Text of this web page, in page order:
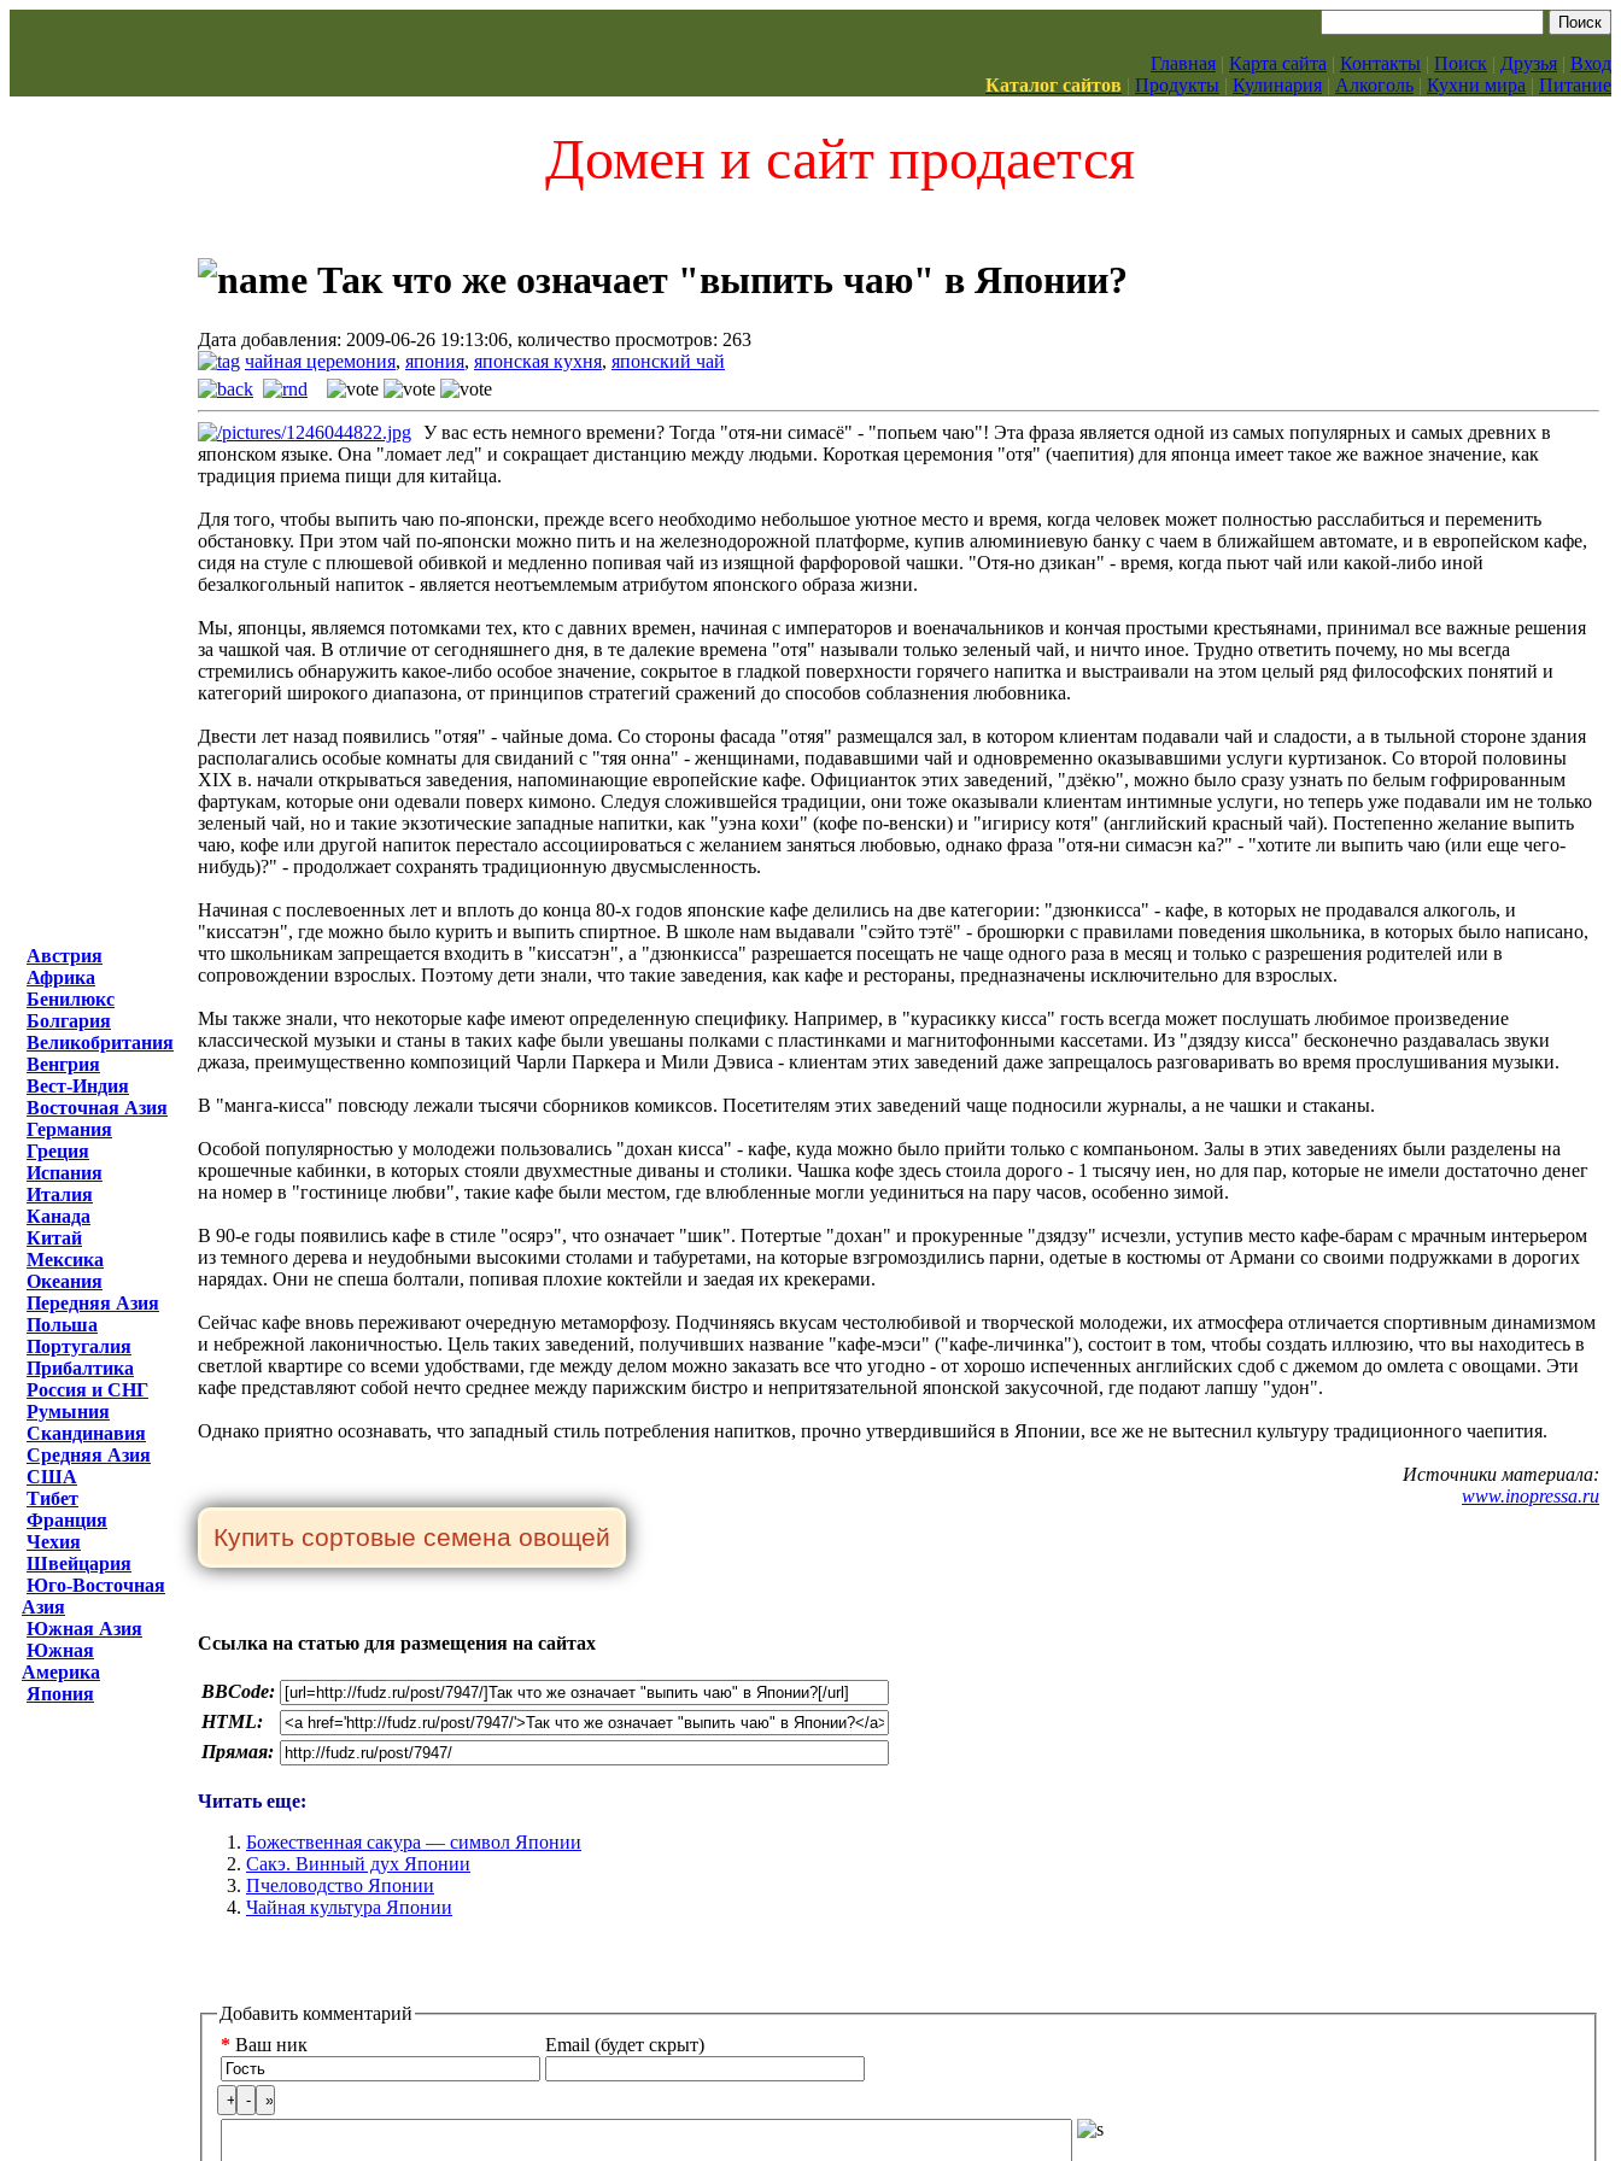
Главная | Карта сайта | Контакты | Поиск | Друзья | Вход
Каталог сайтов | Продукты | Кулинария | Алкоголь | Кухни мира | Питание
Домен и сайт продается
Австрия
Африка
Бенилюкс
Болгария
Великобритания
Венгрия
Вест-Индия
Восточная Азия
Германия
Греция
Испания
Италия
Канада
Китай
Мексика
Океания
Передняя Азия
Польша
Португалия
Прибалтика
Россия и СНГ
Румыния
Скандинавия
Средняя Азия
США
Тибет
Франция
Чехия
Швейцария
Юго-Восточная
Азия
Южная Азия
Южная
Америка
Япония
Так что же означает "выпить чаю" в Японии?
Дата добавления: 2009-06-26 19:13:06, количество просмотров: 263
чайная церемония, япония, японская кухня, японский чай
У вас есть немного времени? Тогда "отя-ни симасё" - "попьем чаю"! Эта фраза является одной из самых популярных и самых древних в
японском языке. Она "ломает лед" и сокращает дистанцию между людьми. Короткая церемония "отя" (чаепития) для японца имеет такое же важное значение, как
традиция приема пищи для китайца.
Для того, чтобы выпить чаю по-японски, прежде всего необходимо небольшое уютное место и время, когда человек может полностью расслабиться и переменить
обстановку. При этом чай по-японски можно пить и на железнодорожной платформе, купив алюминиевую банку с чаем в ближайшем автомате, и в европейском кафе,
сидя на стуле с плюшевой обивкой и медленно попивая чай из изящной фарфоровой чашки. "Отя-но дзикан" - время, когда пьют чай или какой-либо иной
безалкогольный напиток - является неотъемлемым атрибутом японского образа жизни.
Мы, японцы, являемся потомками тех, кто с давних времен, начиная с императоров и военачальников и кончая простыми крестьянами, принимал все важные решения
за чашкой чая. В отличие от сегодняшнего дня, в те далекие времена "отя" называли только зеленый чай, и ничто иное. Трудно ответить почему, но мы всегда
стремились обнаружить какое-либо особое значение, сокрытое в гладкой поверхности горячего напитка и выстраивали на этом целый ряд философских понятий и
категорий широкого диапазона, от принципов стратегий сражений до способов соблазнения любовника.
Двести лет назад появились "отяя" - чайные дома. Со стороны фасада "отяя" размещался зал, в котором клиентам подавали чай и сладости, а в тыльной стороне здания
располагались особые комнаты для свиданий с "тяя онна" - женщинами, подававшими чай и одновременно оказывавшими услуги куртизанок. Со второй половины
XIX в. начали открываться заведения, напоминающие европейские кафе. Официанток этих заведений, "дзёкю", можно было сразу узнать по белым гофрированным
фартукам, которые они одевали поверх кимоно. Следуя сложившейся традиции, они тоже оказывали клиентам интимные услуги, но теперь уже подавали им не только
зеленый чай, но и такие экзотические западные напитки, как "уэна кохи" (кофе по-венски) и "игирису котя" (английский красный чай). Постепенно желание выпить
чаю, кофе или другой напиток перестало ассоциироваться с желанием заняться любовью, однако фраза "отя-ни симасэн ка?" - "хотите ли выпить чаю (или еще чего-
нибудь)?" - продолжает сохранять традиционную двусмысленность.
Начиная с послевоенных лет и вплоть до конца 80-х годов японские кафе делились на две категории: "дзюнкисса" - кафе, в которых не продавался алкоголь, и
"киссатэн", где можно было курить и выпить спиртное. В школе нам выдавали "сэйто тэтё" - брошюрки с правилами поведения школьника, в которых было написано,
что школьникам запрещается входить в "киссатэн", а "дзюнкисса" разрешается посещать не чаще одного раза в месяц и только с разрешения родителей или в
сопровождении взрослых. Поэтому дети знали, что такие заведения, как кафе и рестораны, предназначены исключительно для взрослых.
Мы также знали, что некоторые кафе имеют определенную специфику. Например, в "курасикку кисса" гость всегда может послушать любимое произведение
классической музыки и станы в таких кафе были увешаны полками с пластинками и магнитофонными кассетами. Из "дзядзу кисса" бесконечно раздавалась звуки
джаза, преимущественно композиций Чарли Паркера и Мили Дэвиса - клиентам этих заведений даже запрещалось разговаривать во время прослушивания музыки.
В "манга-кисса" повсюду лежали тысячи сборников комиксов. Посетителям этих заведений чаще подносили журналы, а не чашки и стаканы.
Особой популярностью у молодежи пользовались "дохан кисса" - кафе, куда можно было прийти только с компаньоном. Залы в этих заведениях были разделены на
крошечные кабинки, в которых стояли двухместные диваны и столики. Чашка кофе здесь стоила дорого - 1 тысячу иен, но для пар, которые не имели достаточно денег
на номер в "гостинице любви", такие кафе были местом, где влюбленные могли уединиться на пару часов, особенно зимой.
В 90-е годы появились кафе в стиле "осярэ", что означает "шик". Потертые "дохан" и прокуренные "дзядзу" исчезли, уступив место кафе-барам с мрачным интерьером
из темного дерева и неудобными высокими столами и табуретами, на которые взгромоздились парни, одетые в костюмы от Армани со своими подружками в дорогих
нарядах. Они не спеша болтали, попивая плохие коктейли и заедая их крекерами.
Сейчас кафе вновь переживают очередную метаморфозу. Подчиняясь вкусам честолюбивой и творческой молодежи, их атмосфера отличается спортивным динамизмом
и небрежной лаконичностью. Цель таких заведений, получивших название "кафе-мэси" ("кафе-личинка"), состоит в том, чтобы создать иллюзию, что вы находитесь в
светлой квартире со всеми удобствами, где между делом можно заказать все что угодно - от хорошо испеченных английских сдоб с джемом до омлета с овощами. Эти
кафе представляют собой нечто среднее между парижским бистро и непритязательной японской закусочной, где подают лапшу "удон".
Однако приятно осознавать, что западный стиль потребления напитков, прочно утвердившийся в Японии, все же не вытеснил культуру традиционного чаепития.
Источники материала:
www.inopressa.ru
Ссылка на статью для размещения на сайтах
BBCode:
HTML:
Прямая:
Читать еще:
Божественная сакура — символ Японии
Сакэ. Винный дух Японии
Пчеловодство Японии
Чайная культура Японии
Добавить комментарий
* Ваш ник Email (будет скрыт)